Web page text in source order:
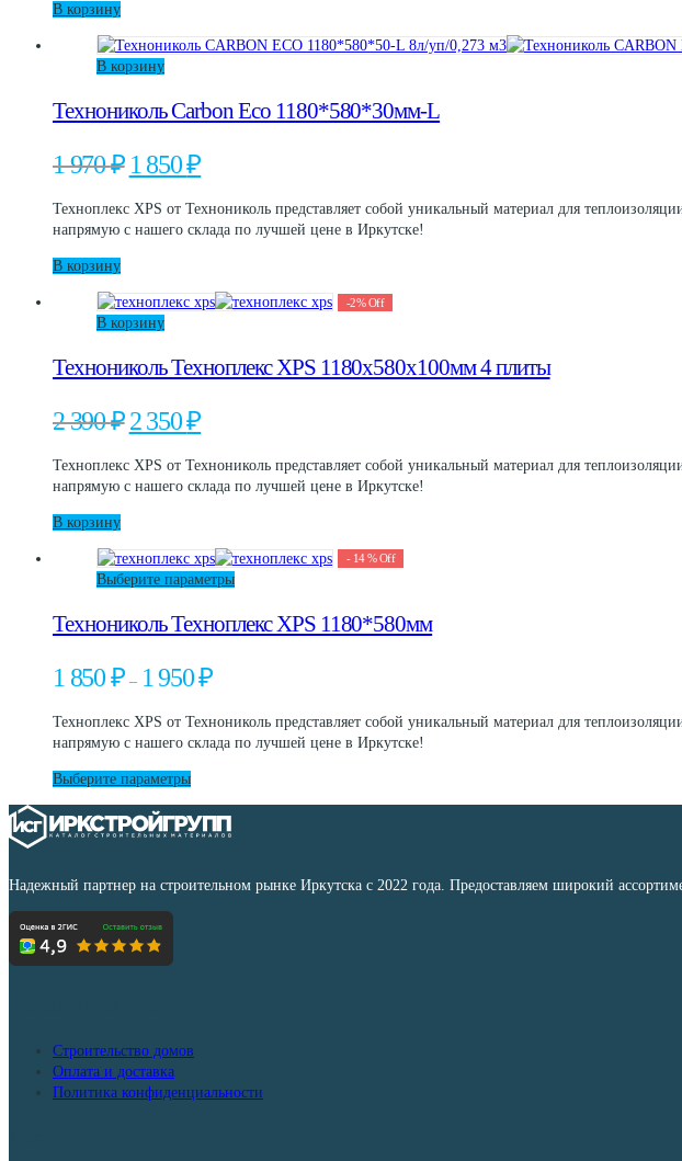
В корзину
В корзину
Технониколь Carbon Eco 1180*580*30мм-L
1 970₽ Первоначальная
цена
1
970 ₽.
1 850₽Текущая
цена:
850 ₽.
Техноплекс XPS от Технониколь представляет собой уникальный материал для
напрямую с нашего склада по лучшей цене в Иркутске!
В корзину
-2% Off
В корзину
Технониколь Техноплекс XPS 1180х580х100мм 4 плиты
2 390₽ Первоначальная
цена
2
390 ₽.
2 350₽Текущая
цена:
350 ₽.
Техноплекс XPS от Технониколь представляет собой уникальный материал для
напрямую с нашего склада по лучшей цене в Иркутске!
В корзину
- 14 % Off
Выберите параметрыЭтот
имеет
несколько
выбрать
на
Технониколь Техноплекс XPS 1180*580мм
1 850₽ – 1 950₽Диапазон
850 ₽
–
Техноплекс XPS от Технониколь представляет собой уникальный материал для
напрямую с нашего склада по лучшей цене в Иркутске!
Выберите параметрыЭтот
имеет
несколько
Опции
Надежный партнер на строительном рынке Иркутска с 2022 года. Предоставляем широкий
Строительство домов
Оплата и доставка
Политика конфиденциальности